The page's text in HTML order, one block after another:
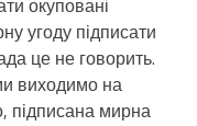
угоду підписати
це не говорить.
виходимо на
підписана мирна